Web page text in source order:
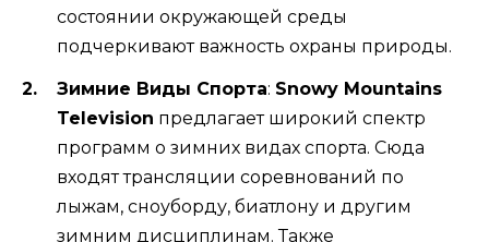
состоянии окружающей среды
подчеркивают важность охраны природы.
Зимние Виды Спорта: Snowy Mountains
Television предлагает широкий спектр
программ о зимних видах спорта. Сюда
входят трансляции соревнований по
лыжам, сноуборду, биатлону и другим
зимним дисциплинам. Также